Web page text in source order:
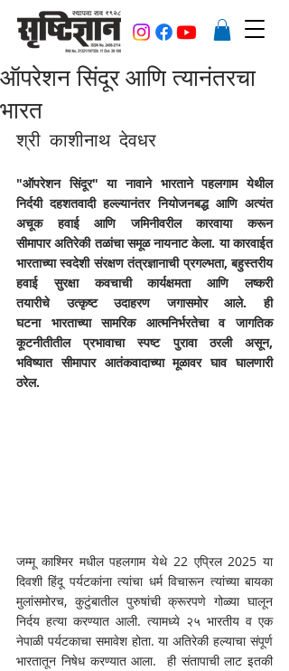
ऑपरेशन सिंदूर आणि त्यानंतरचा
भारत
श्री काशीनाथ देवधर
"ऑपरेशन सिंदूर" या नावाने भारताने पहलगाम येथील
निर्दयी दहशतवादी हल्ल्यानंतर नियोजनबद्ध आणि अत्यंत
अचूक हवाई आणि जमिनीवरील कारवाया करून
सीमापार अतिरेकी तळांचा समूळ नायनाट केला. या कारवाईत
भारताच्या स्वदेशी संरक्षण तंत्रज्ञानाची प्रगल्भता, बहुस्तरीय
हवाई सुरक्षा कवचाची कार्यक्षमता आणि लष्करी
तयारीचे उत्कृष्ट उदाहरण जगासमोर आले. ही
घटना भारताच्या सामरिक आत्मनिर्भरतेचा व जागतिक
कूटनीतीतील प्रभावाचा स्पष्ट पुरावा ठरली असून,
भविष्यात सीमापार आतंकवादाच्या मूळावर घाव घालणारी
ठरेल.
जम्मू काश्मिर मधील पहलगाम येथे 22 एप्रिल 2025 या
दिवशी हिंदू पर्यटकांना त्यांचा धर्म विचारून त्यांच्या बायका
मुलांसमोरच, कुटुंबातील पुरुषांची क्रूरपणे गोळ्या घालून
निर्दय हत्या करण्यात आली. त्यामध्ये २५ भारतीय व एक
नेपाळी पर्यटकाचा समावेश होता. या अतिरेकी हल्याचा संपूर्ण
भारतातून निषेध करण्यात आला.  ही संतापाची लाट इतकी